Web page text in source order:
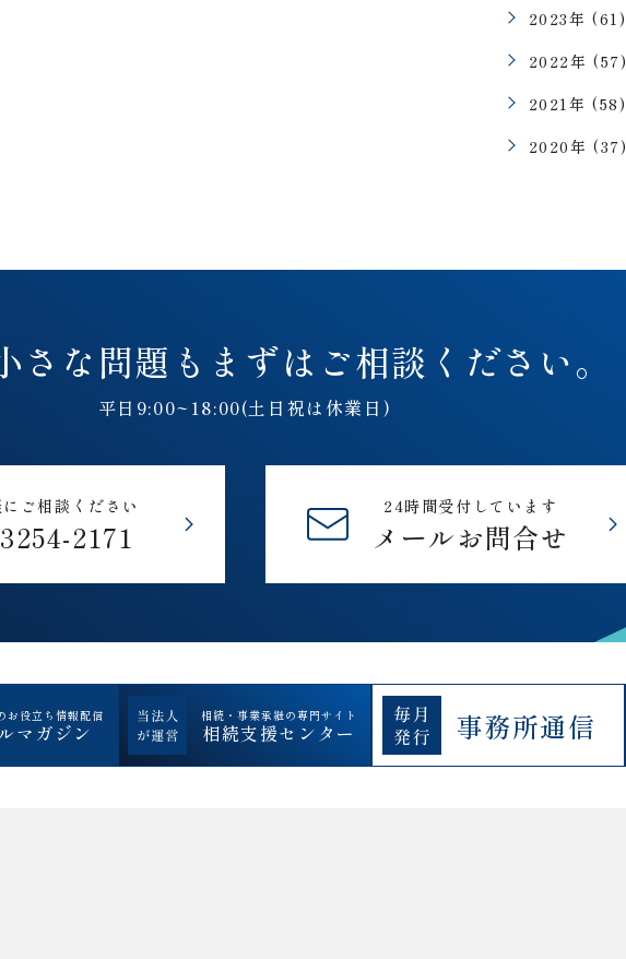
2023年 (61)
2022年 (57)
2021年 (58)
2020年 (37)
さな問題も まずはご相談ください。
平日9:00~18:00(土日祝は休業日)
ご相談ください
2171
24時間受付しています
メールお問合せ
お役立ち情報配信
マガジン
相続・事業承継の専門サイト
相続支援センター 事務所通信